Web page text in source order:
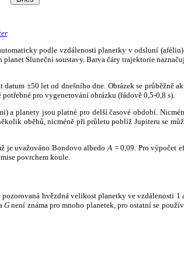
podle vzdálenosti planetky v odsluní
Sluneční soustavy. Barva čáry trajektorie
±50 let od dnešního dne. Obrázek se průběžně
pro vygenerování obrázku (řádově 0,5-0,8 s).
a planety jsou platné pro delší časové období.
oběhů, nicméně při průletu poblíž Jupiteru se
je uvažováno Bondovo albedo A = 0,09. Pro výpočet
povrchem koule.
hvězdná velikost planetky ve vzdálenosti 1
G není známa pro mnoho planetek, pro ostatní se